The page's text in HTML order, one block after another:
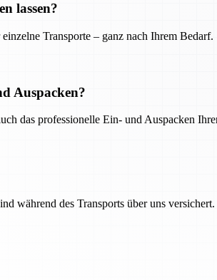
lassen?
Transporte – ganz nach Ihrem Bedarf.
Auspacken?
das professionelle Ein- und Auspacken
während des Transports über uns versichert.